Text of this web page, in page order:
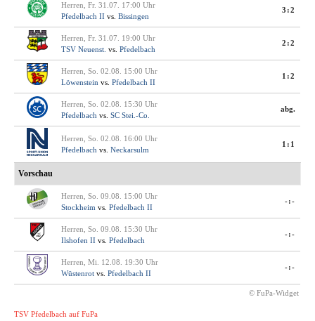
Herren, Fr. 31.07. 17:00 Uhr
Pfedelbach II vs. Bissingen
3:2
Herren, Fr. 31.07. 19:00 Uhr
TSV Neuenst. vs. Pfedelbach
2:2
Herren, So. 02.08. 15:00 Uhr
Löwenstein vs. Pfedelbach II
1:2
Herren, So. 02.08. 15:30 Uhr
Pfedelbach vs. SC Stei.-Co.
abg.
Herren, So. 02.08. 16:00 Uhr
Pfedelbach vs. Neckarsulm
1:1
Vorschau
Herren, So. 09.08. 15:00 Uhr
Stockheim vs. Pfedelbach II
-:-
Herren, So. 09.08. 15:30 Uhr
Ilshofen II vs. Pfedelbach
-:-
Herren, Mi. 12.08. 19:30 Uhr
Wüstenrot vs. Pfedelbach II
-:-
© FuPa-Widget
TSV Pfedelbach auf FuPa